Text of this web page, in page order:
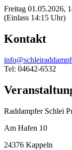
Freitag 01.05.2026,
(Einlass 14:15 Uhr)
Kontakt
Tel: 04642-6532
Raddampfer Schlei
Am Hafen 10
24376 Kappeln